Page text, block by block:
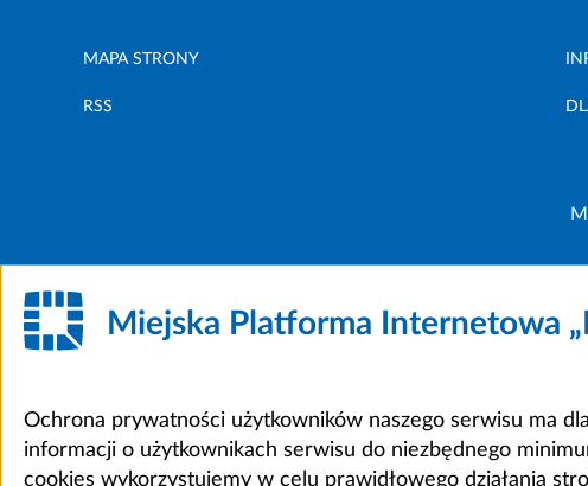
MAPA STRONY
RSS
Miejska Platforma Internetowa
Ochrona prywatności użytkowników naszego serwisu ma
informacji o użytkownikach serwisu do niezbędnego
cookies wykorzystujemy w celu prawidłowego działania